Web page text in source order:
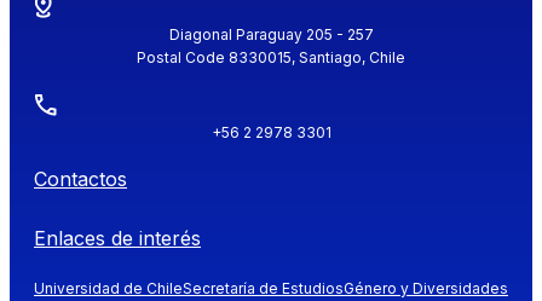
Diagonal Paraguay 205 - 257
Postal Code 8330015, Santiago, Chile
+56 2 2978 3301
Contactos
Enlaces de interés
Universidad de ChileSecretaría de EstudiosGénero y Diversidades